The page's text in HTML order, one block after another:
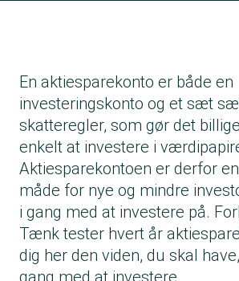
En aktiesparekonto er både en
investeringskonto og et sæt
skatteregler, som gør det
enkelt at investere i
Aktiesparekontoen er derfor
måde for nye og mindre
i gang med at investere på.
Tænk tester hvert år
dig her den viden, du skal